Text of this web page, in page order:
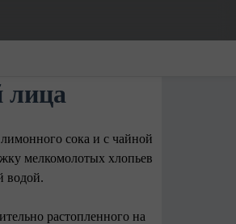
лица
сока и с чайной
мелкомолотых хлопьев
водой.
растопленного на